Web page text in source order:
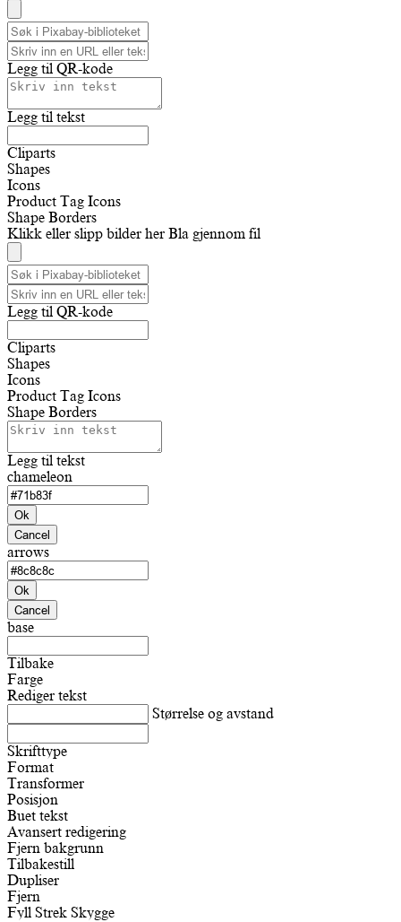
Legg til QR-kode
Legg til tekst
Cliparts
Shapes
Icons
Product Tag Icons
Shape Borders
Klikk eller slipp bilder her Bla gjennom fil
Legg til QR-kode
Cliparts
Shapes
Icons
Product Tag Icons
Shape Borders
Legg til tekst
chameleon
Ok
Cancel
arrows
Ok
Cancel
base
Tilbake
Farge
Rediger tekst
Størrelse og avstand
Skrifttype
Format
Transformer
Posisjon
Buet tekst
Avansert redigering
Fjern bakgrunn
Tilbakestill
Dupliser
Fjern
Fyll Strek Skygge